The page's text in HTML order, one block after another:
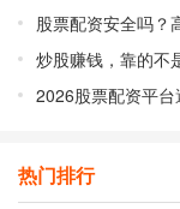
股票配资安全吗？
炒股赚钱，靠的不
2026股票配资平
热门排行